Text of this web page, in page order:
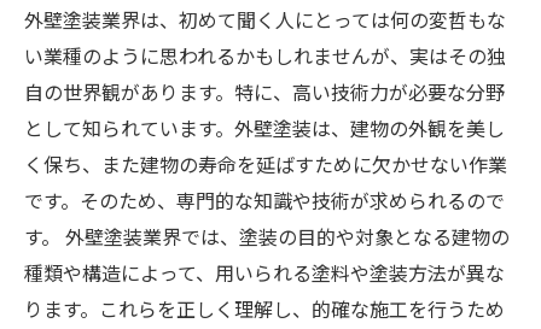
外壁塗装業界は、初めて聞く人にとっては何の変哲もな
い業種のように思われるかもしれませんが、実はその独
自の世界観があります。特に、高い技術力が必要な分野
として知られています。外壁塗装は、建物の外観を美し
く保ち、また建物の寿命を延ばすために欠かせない作業
です。そのため、専門的な知識や技術が求められるので
す。 外壁塗装業界では、塗装の目的や対象となる建物の
種類や構造によって、用いられる塗料や塗装方法が異な
ります。これらを正しく理解し、的確な施工を行うため